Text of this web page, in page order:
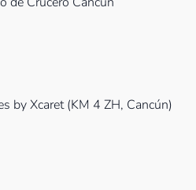
by Xcaret (KM 4 ZH, Cancún)